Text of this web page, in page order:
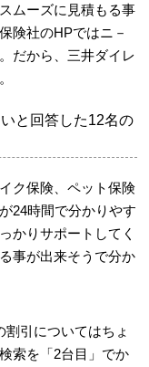
ムーズに見積もる事
険社のHPではニ－
だから、三井ダイレ
と回答した12名の
ク保険、ペット保険
24時間で分かりやす
かりサポートしてく
事が出来そうで分か
引についてはちょ
索を「2台目」でか